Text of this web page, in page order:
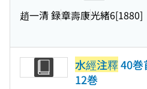
趙一清 録章壽康光緒6[1880]
水經注釋40巻
12巻